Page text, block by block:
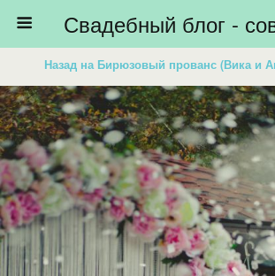
Назад на Бирюзовый прованс (Вика и